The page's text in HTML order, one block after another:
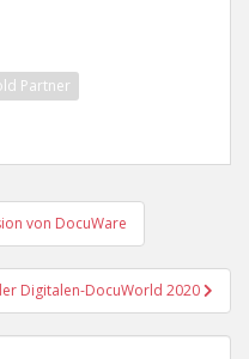
Partner
von DocuWare
Digitalen-DocuWorld 2020